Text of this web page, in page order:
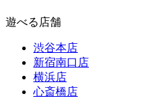
遊べる店舗
渋谷本店
新宿南口店
横浜店
心斎橋店